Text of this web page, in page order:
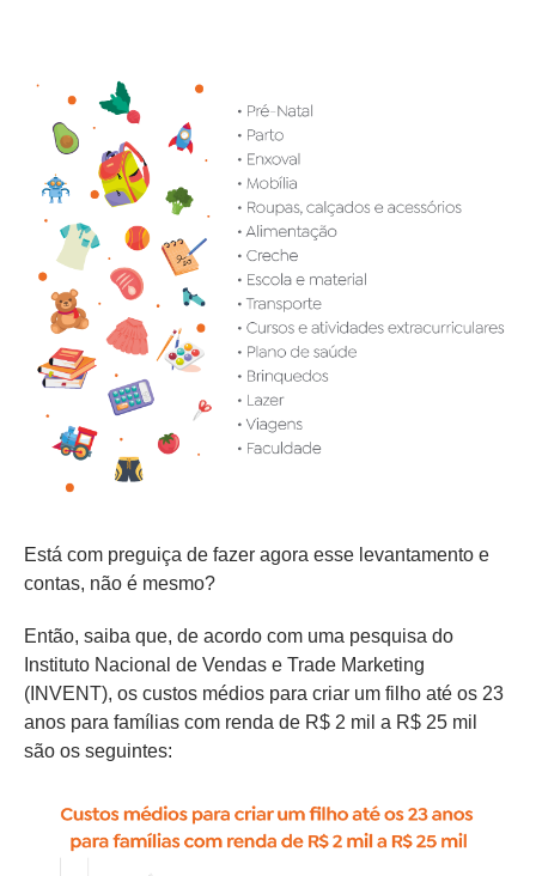
Está com preguiça de fazer agora esse levantamento e
contas, não é mesmo?
Então, saiba que, de acordo com uma pesquisa do
Instituto Nacional de Vendas e Trade Marketing
(INVENT), os custos médios para criar um filho até os 23
anos para famílias com renda de R$ 2 mil a R$ 25 mil
são os seguintes: